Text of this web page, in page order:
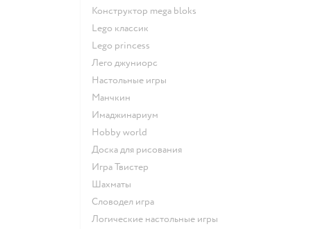
Конструктор mega bloks
Lego классик
Lego princess
Лего джуниорс
Настольные игры
Манчкин
Имаджинариум
Hobby world
Доска для рисования
Игра Твистер
Шахматы
Словодел игра
Логические настольные игры